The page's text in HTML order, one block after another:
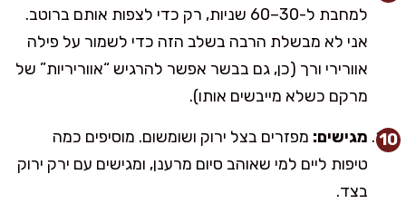
למחבת ל-30–60 שניות, רק כדי לצפות אותם ברוטב.
אני לא מבשלת הרבה בשלב הזה כדי לשמור על פילה
אוורירי ורך (כן, גם בבשר אפשר להרגיש “אווריריות” של
מרקם כשלא מייבשים אותו).
מגישים: מפזרים בצל ירוק ושומשום. מוסיפים כמה
טיפות ליים למי שאוהב סיום מרענן, ומגישים עם ירק ירוק
בצד.